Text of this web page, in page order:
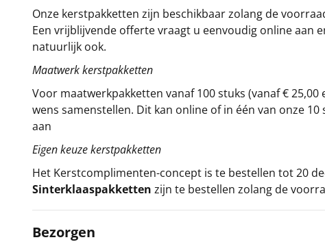
Onze kerstpakketten zijn beschikbaar zolang de
Een vrijblijvende offerte vraagt u eenvoudig online aan
natuurlijk ook.
Maatwerk kerstpakketten
Voor maatwerkpakketten vanaf 100 stuks (vanaf €
wens samenstellen. Dit kan online of in één van onze
aan
Eigen keuze kerstpakketten
Het Kerstcomplimenten-concept is te bestellen tot 20
Sinterklaaspakketten zijn te bestellen zolang de
Bezorgen